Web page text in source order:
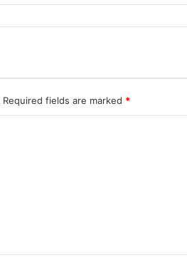
Required fields are marked *